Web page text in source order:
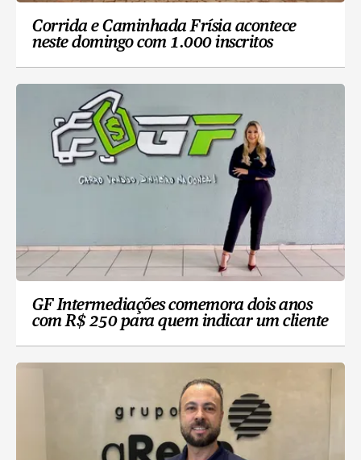
Corrida e Caminhada Frísia acontece
neste domingo com 1.000 inscritos
GF Intermediações comemora dois anos
com R$ 250 para quem indicar um cliente